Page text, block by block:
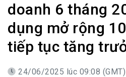
doanh 6 tháng
dụng mở rộng
tiếp tục tăng
24/06/2025 lúc 09:08 (GMT)